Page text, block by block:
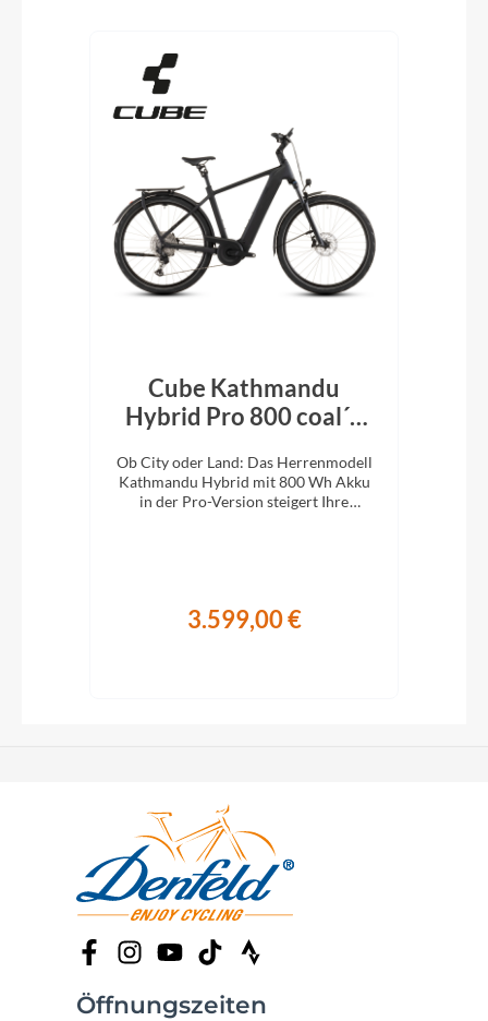
Cube Kathmandu
Hybrid Pro 800 coal´n
Ob City oder Land: Das Herrenmodell
Kathmandu Hybrid mit 800 Wh Akku
in der Pro-Version steigert Ihre
3.599,00 €
Öffnungszeiten